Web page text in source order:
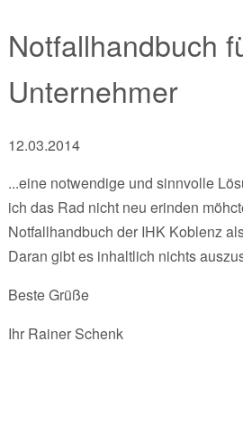
Notfallhandbuch
Unternehmer
12.03.2014
...eine notwendige und sinnvolle
ich das Rad nicht neu erinden
Notfallhandbuch der IHK Koblenz
Daran gibt es inhaltlich nichts
Beste Grüße
Ihr Rainer Schenk